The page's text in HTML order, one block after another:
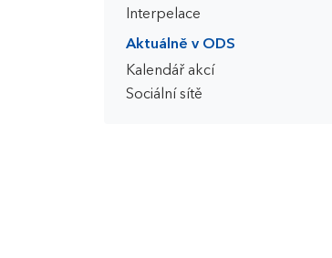
Interpelace
Aktuálně v ODS
Kalendář akcí
Sociální sítě